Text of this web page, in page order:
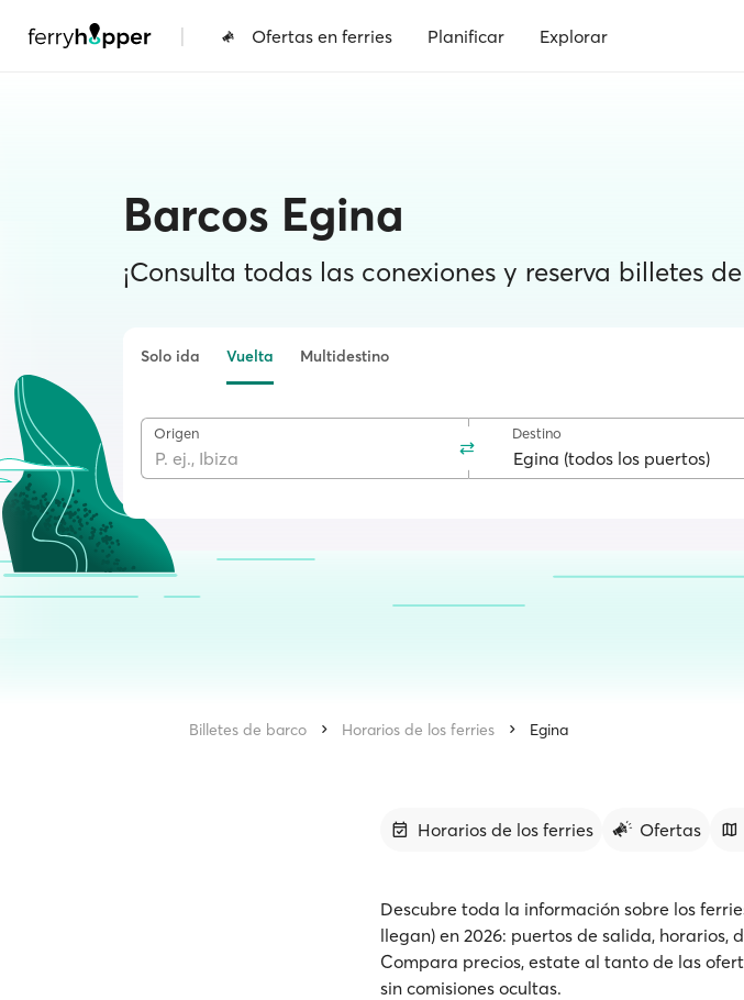
| Ofertas en ferries Planificar Explorar
Barcos Egina
¡Consulta todas las conexiones y reserva billetes
Solo ida Vuelta Multidestino
Origen Destino
Billetes de barco Horarios de los ferries Egina
Horarios de los ferries Ofertas
Descubre toda la información sobre los
llegan) en 2026: puertos de salida, horarios,
Compara precios, estate al tanto de las
sin comisiones ocultas.